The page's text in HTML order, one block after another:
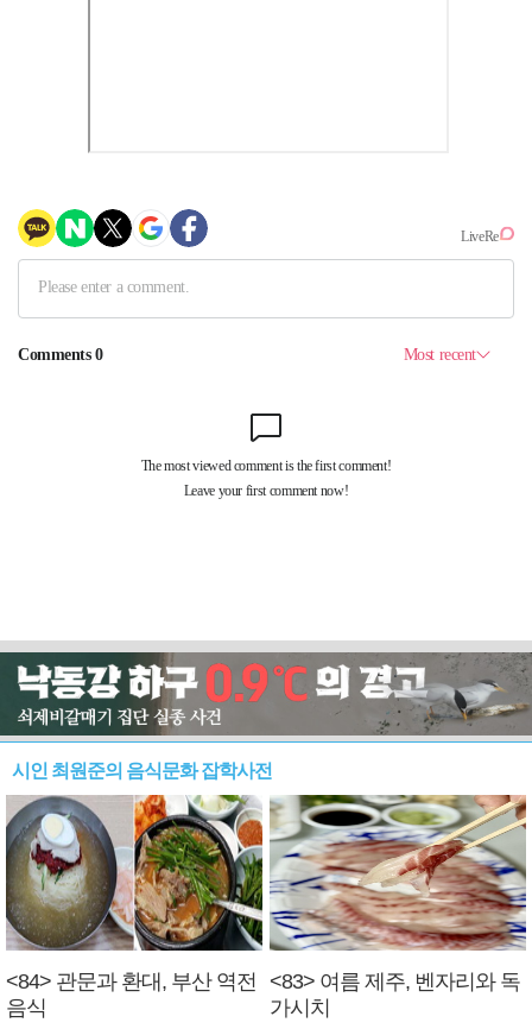
시인 최원준의 음식문화 잡학사전
<84> 관문과 환대, 부산 역전
음식
<83> 여름 제주, 벤자리와 독
가시치